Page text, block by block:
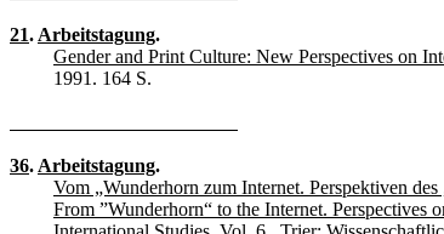
21. Arbeitstagung.
Gender and Print Culture: New Perspectives on
1991. 164 S.
36. Arbeitstagung.
Vom „Wunderhorn zum Internet. Perspektiven
From ”Wunderhorn“ to the Internet.